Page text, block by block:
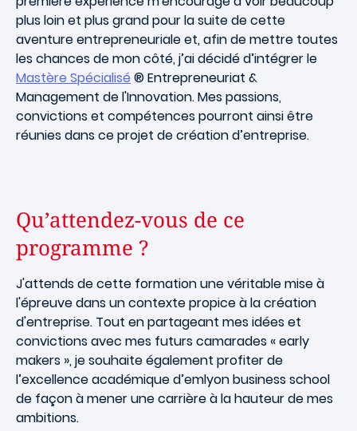
plus loin et plus grand pour la suite de cette
aventure entrepreneuriale et, afin de mettre toutes
les chances de mon côté, j’ai décidé d’intégrer le
Mastère Spécialisé® Entrepreneuriat &
Management de l'Innovation. Mes passions,
convictions et compétences pourront ainsi être
réunies dans ce projet de création d’entreprise.
Qu’attendez-vous de ce
programme ?
J'attends de cette formation une véritable mise à
l'épreuve dans un contexte propice à la création
d'entreprise. Tout en partageant mes idées et
convictions avec mes futurs camarades « early
makers », je souhaite également profiter de
l’excellence académique d’emlyon business school
de façon à mener une carrière à la hauteur de mes
ambitions.